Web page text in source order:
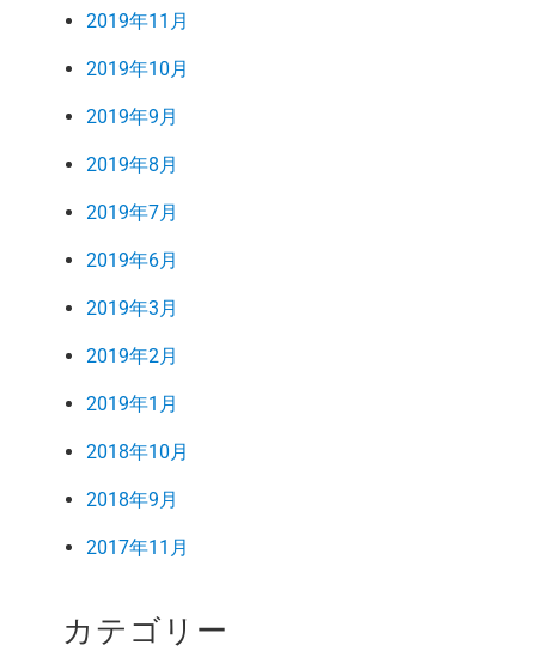
2019年11月
2019年10月
2019年9月
2019年8月
2019年7月
2019年6月
2019年3月
2019年2月
2019年1月
2018年10月
2018年9月
2017年11月
カテゴリー